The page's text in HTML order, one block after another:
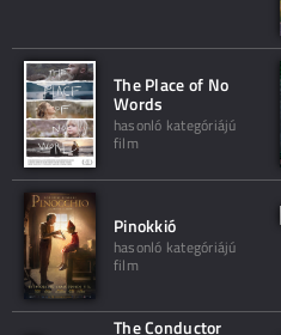
The Place of No
Words
hasonló kategóriájú
film
Pinokkió
hasonló kategóriájú
film
The Conductor